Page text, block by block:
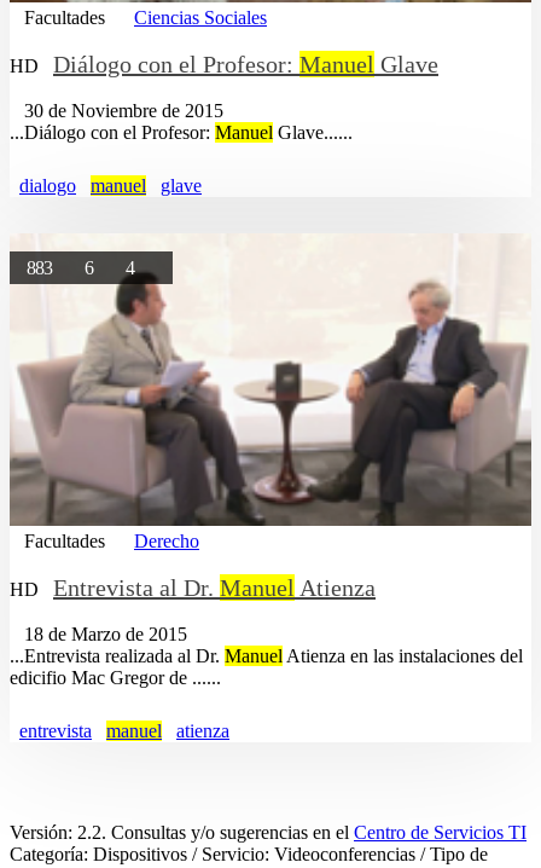
Facultades Ciencias Sociales
HD Diálogo con el Profesor: Manuel Glave
30 de Noviembre de 2015
...Diálogo con el Profesor: Manuel Glave......
dialogo manuel glave
883 6 4
Facultades Derecho
HD Entrevista al Dr. Manuel Atienza
18 de Marzo de 2015
...Entrevista realizada al Dr. Manuel Atienza en las instalaciones del
edicifio Mac Gregor de ......
entrevista manuel atienza
Versión: 2.2. Consultas y/o sugerencias en el Centro de Servicios TI
Categoría: Dispositivos / Servicio: Videoconferencias / Tipo de